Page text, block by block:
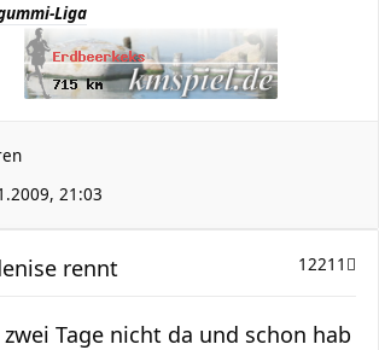
Liga
21:03
12211
rennt
Tage nicht da und schon hab